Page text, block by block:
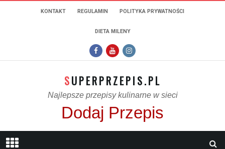
KONTAKT REGULAMIN POLITYKA PRYWATNOŚCI
DIETA MILENY
SUPERPRZEPIS.PL
Najlepsze przepisy kulinarne w sieci
Dodaj Przepis